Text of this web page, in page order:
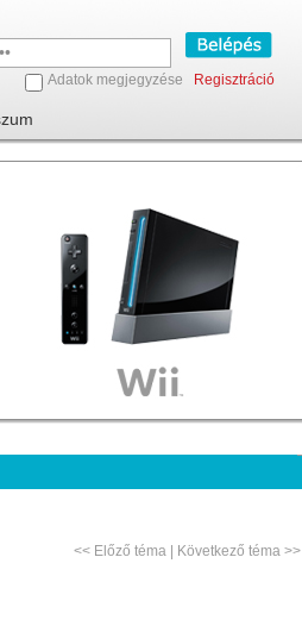
Adatok megjegyzése Regisztráció
<< Előző téma| Következő téma>>